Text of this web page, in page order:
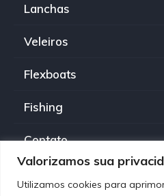
Valorizamos sua
Utilizamos cookies para
Lanchas
Veleiros
Flexboats
Fishing
Contato
Política de Privacidade